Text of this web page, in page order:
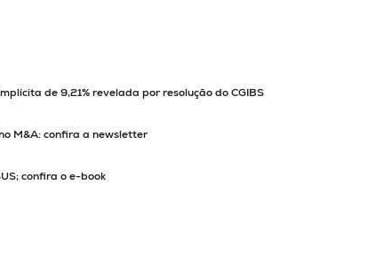
de 9,21% revelada por resolução do CGIBS
M&A: confira a newsletter
confira o e-book